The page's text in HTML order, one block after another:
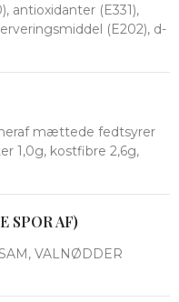
antioxidanter (E331),
(E202), d-
heraf mættede fedtsyrer
1,0g, kostfibre 2,6g,
SPOR AF)
VALNØDDER